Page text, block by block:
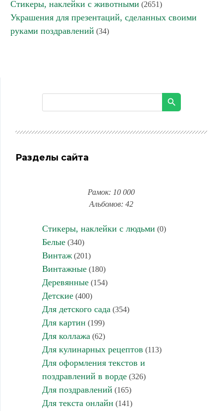
Стикеры, наклейки с животными (2651)
Украшения для презентаций, сделанных своими
руками поздравлений (34)
Разделы сайта
Рамок: 10 000
Альбомов: 42
Стикеры, наклейки с людьми (0)
Белые(340)
Винтаж(201)
Винтажные(180)
Деревянные(154)
Детские(400)
Для детского сада (354)
Для картин (199)
Для коллажа (62)
Для кулинарных рецептов (113)
Для оформления текстов и
поздравлений в ворде(326)
Для поздравлений (165)
Для текста онлайн (141)